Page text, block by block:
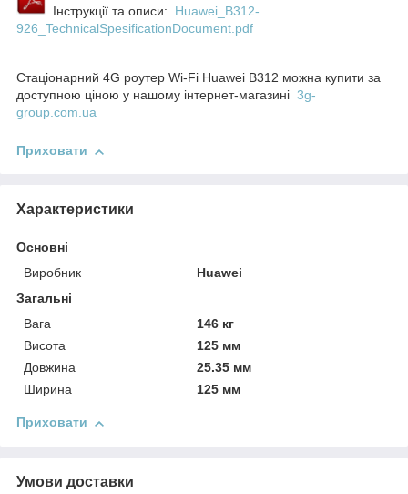
Інструкції та описи: Huawei_B312-
926_TechnicalSpesificationDocument.pdf
Стаціонарний 4G роутер Wi-Fi Huawei B312 можна купити за
доступною ціною у нашому інтернет-магазині 3g-
group.com.ua
Приховати
Характеристики
Основні
Виробник
Huawei
Загальні
Вага
146 кг
Висота
125 мм
Довжина
25.35 мм
Ширина
125 мм
Приховати
Умови доставки